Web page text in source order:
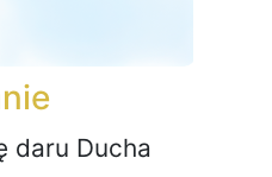
daru Ducha